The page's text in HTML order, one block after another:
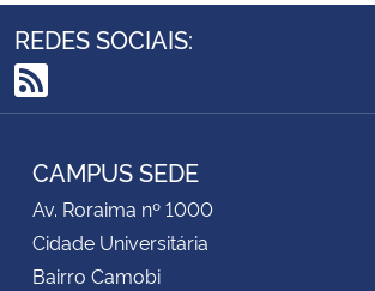
Controladoria-Geral da União
Ministério da Mulher, da Família e dos Direitos Humanos
Secretaria de Governo
Gabinete de Segurança Institucional
REDES SOCIAIS:
RSS
CAMPUS SEDE
Av. Roraima nº 1000
Cidade Universitária
Bairro Camobi